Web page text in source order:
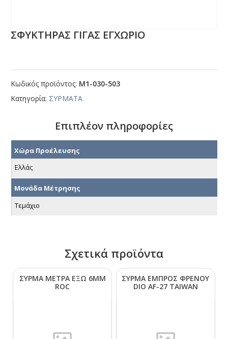
ΣΦΥΚΤΗΡΑΣ ΓΙΓΑΣ ΕΓΧΩΡΙΟ
Κωδικός προϊόντος: Μ1-030-503
Κατηγορία: ΣΥΡΜΑΤΑ
Επιπλέον πληροφορίες
Χώρα Προέλευσης
Ελλάς
Μονάδα Μέτρησης
Τεμάχιο
Σχετικά προϊόντα
ΣΥΡΜΑ ΜΕΤΡΑ ΕΞΩ 6ΜΜ
RΟC
ΣΥΡΜΑ ΕΜΠΡΟΣ ΦΡΕΝΟΥ
DΙΟ ΑF-27 ΤΑΙWΑΝ